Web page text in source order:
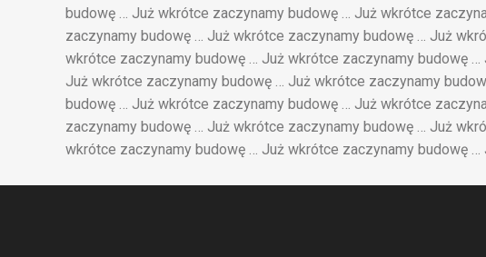
budowę … Już wkrótce zaczynamy budowę … Już wkrótce
zaczynamy budowę … Już wkrótce zaczynamy budowę … Już
wkrótce zaczynamy budowę … Już wkrótce zaczynamy budowę
Już wkrótce zaczynamy budowę … Już wkrótce zaczynamy
budowę … Już wkrótce zaczynamy budowę … Już wkrótce
zaczynamy budowę … Już wkrótce zaczynamy budowę … Już
wkrótce zaczynamy budowę … Już wkrótce zaczynamy budowę